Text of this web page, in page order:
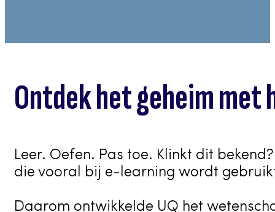
Ontdek het geheim
Leer. Oefen. Pas toe. Klinkt dit
die vooral bij e-learning wordt
Daarom ontwikkelde UQ het